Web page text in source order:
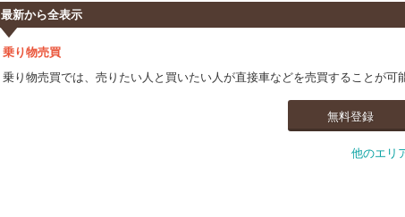
最新から全表示
乗り物売買
乗り物売買では、売りたい人と買いたい人が直接車などを売買することが可
無料登録
他のエリ